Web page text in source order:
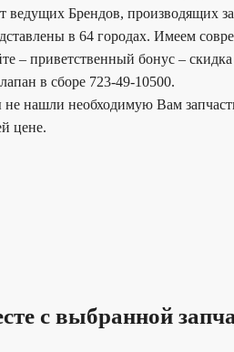
ведущих Брендов, производящих
в 64 городах. Имеем
– приветственный бонус –
в сборе 723-49-10500.
нашли необходимую Вам
цене.
с выбранной